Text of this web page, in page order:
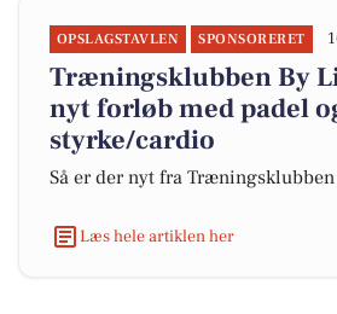
OPSLAGSTAVLEN SPONSORERET
Træningsklubben By
nyt forløb med padel
styrke/cardio
Så er der nyt fra
Læs hele artiklen her